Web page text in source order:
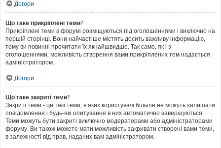
Догори
Що таке прикріплені теми?
Прикріплені теми в форумі розміщуються під оголошеннями і виключно на
першій сторінці. Вони найчастіше містять досить важливу інформацію,
тому ви повинні прочитати їх якнайшвидше. Так само, як і з
оголошеннями, можливість створення вами прикріплених тем надається
адміністратором.
Догори
Що таке закриті теми?
Закриті теми - це такі теми, в яких користувачі більше не можуть залишати
повідомлення і будь-які опитування в них автоматично завершуються.
Теми можуть бути закриті виключно модераторами або адміністраторами
форуму. Ви також можете мати можливість закривати створені вами теми,
в залежності від прав, наданих вам адміністратором.